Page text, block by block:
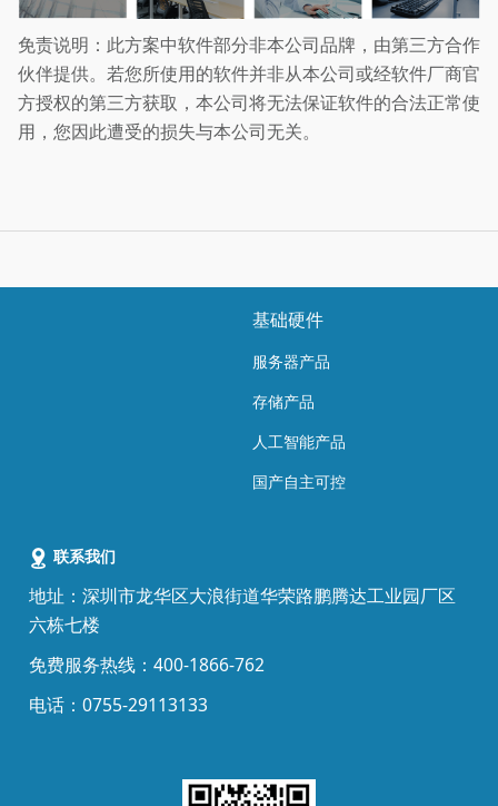
免责说明：此方案中软件部分非本公司品牌，由第三方合作
伙伴提供。若您所使用的软件并非从本公司或经软件厂商官
方授权的第三方获取，本公司将无法保证软件的合法正常使
用，您因此遭受的损失与本公司无关。
基础硬件
服务器产品
存储产品
人工智能产品
国产自主可控
联系我们
地址：深圳市龙华区大浪街道华荣路鹏腾达工业园厂区
六栋七楼
免费服务热线：400-1866-762
电话：0755-29113133